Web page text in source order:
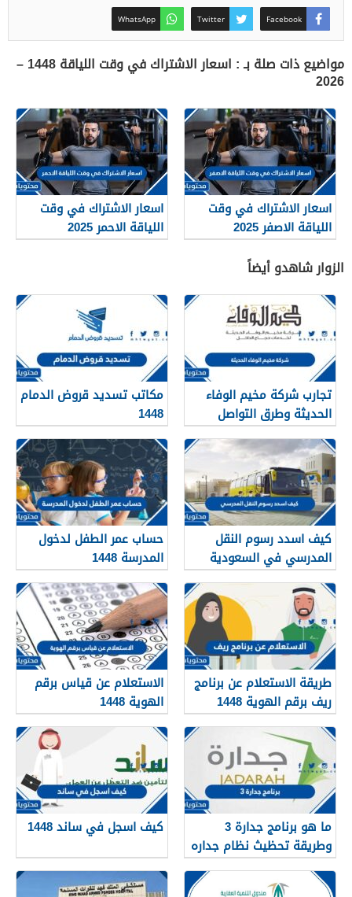
Facebook
Twitter
WhatsApp
مواضيع ذات صلة بـ : اسعار الاشتراك في وقت اللياقة 1448 –
2026
اسعار الاشتراك في وقت
اللياقة الاصفر 2025
اسعار الاشتراك في وقت
اللياقة الاحمر 2025
الزوار شاهدو أيضاً
تجارب شركة مخيم الوفاء
الحديثة وطرق التواصل
معهم 1448
مكاتب تسديد قروض الدمام
1448
كيف اسدد رسوم النقل
المدرسي في السعودية
1448
حساب عمر الطفل لدخول
المدرسة 1448
طريقة الاستعلام عن برنامج
ريف برقم الهوية 1448
الاستعلام عن قياس برقم
الهوية 1448
services.qiyas.sa
ما هو برنامج جدارة 3
وطريقة تحظيث نظام جداره
1448
كيف اسجل في ساند 1448